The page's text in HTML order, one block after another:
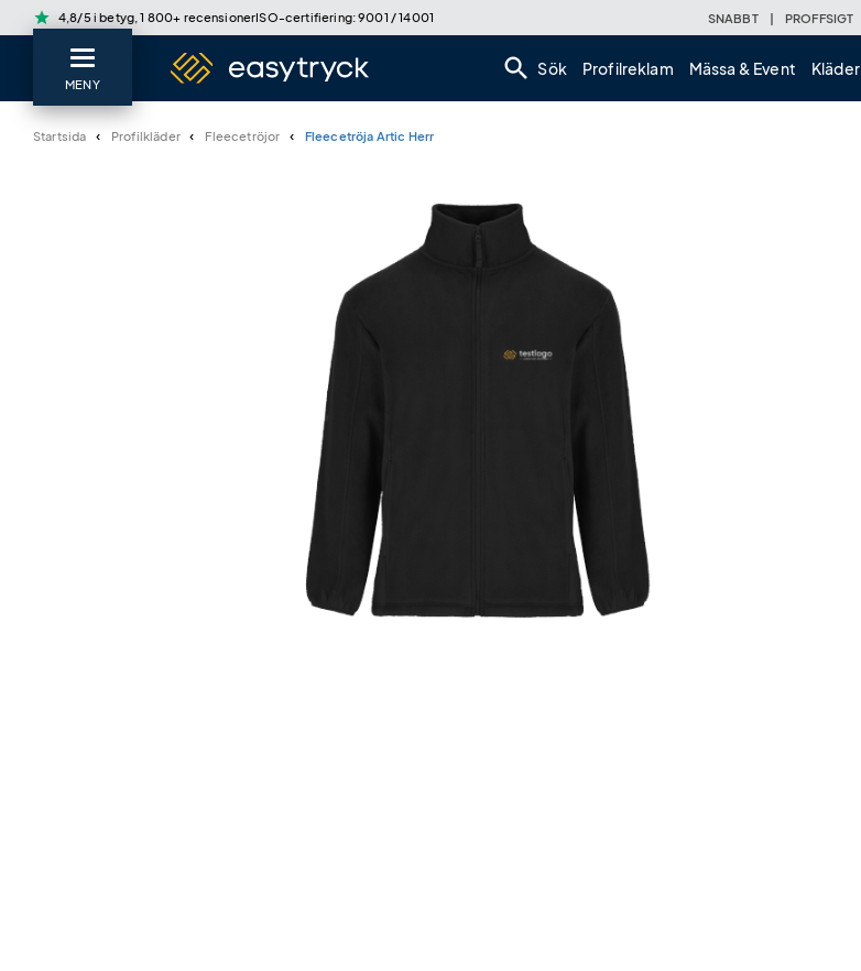
star 4,8/5 i betyg, 1 800+ recensionerISO-certifiering: 9001 / 14001 SNABBT | PROFFSIGT
search Sök Profilreklam Mässa & Event Kläder
MENY
Startsida Profilkläder Fleecetröjor Fleecetröja Artic Herr